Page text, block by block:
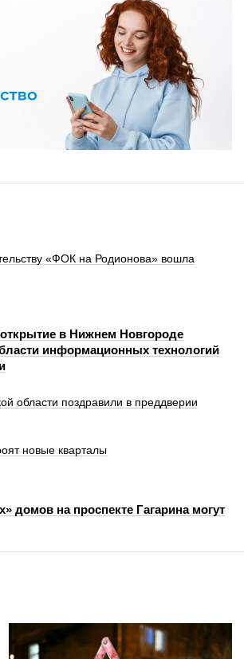
«ФОК на Родионова» вошла
в Нижнем Новгороде
информационных технологий
области поздравили в преддверии
новые кварталы
домов на проспекте Гагарина могут